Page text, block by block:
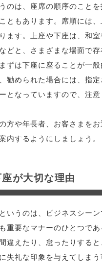
のは、座席の順序のことを
ともあります。席順には
ます。上座や下座は、和
どと、さまざまな場面で
ずは下座に座ることが一
勧められた場合には、指
となっていますので、注意
方や年長者、お客さまをお
内するようにしましょう。
が大切な理由
いうのは、ビジネスシー
重要なマナーのひとつで
違えたり、怠ったりする
失礼な印象を与えてしま